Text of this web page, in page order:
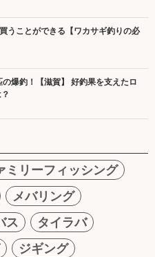
うことができる【ワカサギ釣りの必
爆釣！【滋賀】 好釣果を支えたロ
ミリーフィッシング
メバリング
ス
タイラバ
ジギング